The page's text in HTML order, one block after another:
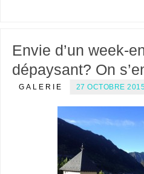
Envie d’un week-
dépaysant? On
GALERIE 27 OCTOBRE